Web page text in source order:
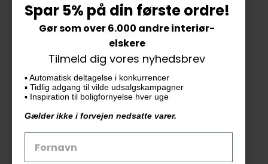
Vores butik
KAiKU ApS
Langdalsvej 46, bygning 7
8220 Brabrand
Tlf. 33 11 19 07
CVR-nr. 30715349
Spar 5% på din første ordre!
Gør som over 6.000 andre interiør-
elskere
Tilmeld dig vores nyhedsbrev
▪️ Automatisk deltagelse i konkurrencer
▪️ Tidlig adgang til vilde udsalgskampagner
▪️ Inspiration til boligfornyelse hver uge
Gælder ikke i forvejen nedsatte varer.